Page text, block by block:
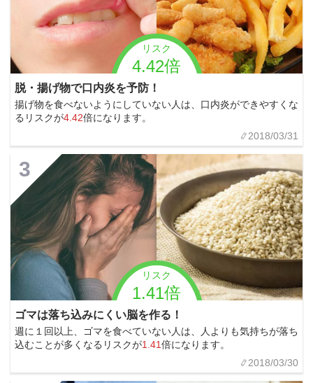
リスク
4.42倍
脱・揚げ物で口内炎を予防！
揚げ物を食べないようにしていない人は、口内炎ができやすくな
るリスクが4.42倍になります。
2018/03/31
リスク
1.41倍
3
ゴマは落ち込みにくい脳を作る！
週に１回以上、ゴマを食べていない人は、人よりも気持ちが落ち
込むことが多くなるリスクが1.41倍になります。
2018/03/30